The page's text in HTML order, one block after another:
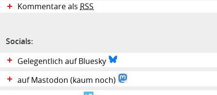
Kommentare als RSS
Socials:
Gelegentlich auf Bluesky
auf Mastodon (kaum noch)